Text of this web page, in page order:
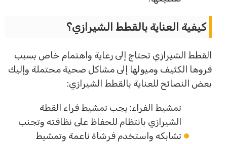
كيفية العناية بالقطط الشيرازي؟
القطط الشيرازي تحتاج إلى رعاية واهتمام خاص بسبب
فروها الكثيف وميولها إلى مشاكل صحية محتملة وإليك
بعض النصائح للعناية بالقطط الشيرازي:
تمشيط الفراء: يجب تمشيط فراء القطة
الشيرازي بانتظام للحفاظ على نظافته وتجنب
تشابكه واستخدم فرشاة ناعمة وتمشيط